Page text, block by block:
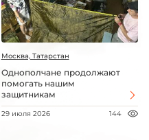
Москва, Татарстан
Однополчане продолжают
помогать нашим
защитникам
29 июля 2026 144